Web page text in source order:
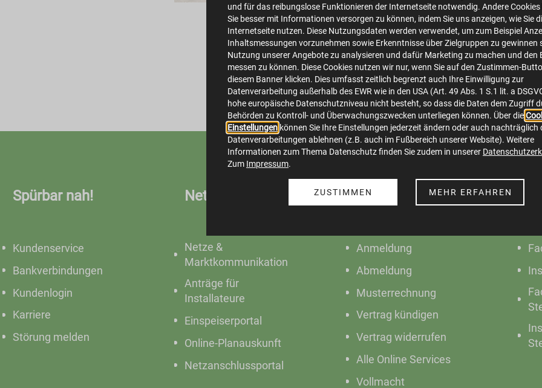
und für das reibungslose Funktionieren der Internetseite notwendig. Andere Cookies
Sie besser mit Informationen versorgen zu können, indem Sie uns anzeigen, wie Sie
Internetseite nutzen. Diese Nutzungsdaten werden verwendet, um zum Beispiel
Inhaltsmessungen vorzunehmen sowie Erkenntnisse über Zielgruppen zu gewinnen
Nutzung unserer Angebote zu analysieren und dafür Marketing zu machen und den
messen zu können. Diese Cookies nutzen wir nur, wenn Sie auf den Zustimmen-
diesem Banner klicken. Dies umfasst zeitlich begrenzt auch Ihre Einwilligung zur
Datenverarbeitung außerhalb des EWR wie in den USA (Art. 49 Abs. 1 S.1 lit. a
hohe europäische Datenschutzniveau nicht besteht, so dass die Daten dem Zugriff
Behörden zu Kontroll- und Überwachungszwecken unterliegen können. Über die
Einstellungen können Sie Ihre Einstellungen jederzeit ändern oder auch nachträglich
Datenverarbeitungen ablehnen (z.B. auch im Fußbereich unserer Website). Weitere
Informationen zum Thema Datenschutz finden Sie zudem in unserer
Zum Impressum.
ZUSTIMMEN MEHR ERFAHREN
Hollich--1_Jörg Tiemann-min.jpg
image/jpeg 7993x3401 6.0 MB
Herunterladen Bild in voller Größe anzeigen…
Spürbar nah!
Kundenservice
Bankverbindungen
Kundenlogin
Karriere
Störung melden
Netze
Netze &
Marktkommunikation
Anträge für
Installateure
Einspeiserportal
Online-Planauskunft
Netzanschlussportal
Online Service
Anmeldung
Abmeldung
Musterrechnung
Vertrag kündigen
Vertrag widerrufen
Alle Online Services
Vollmacht